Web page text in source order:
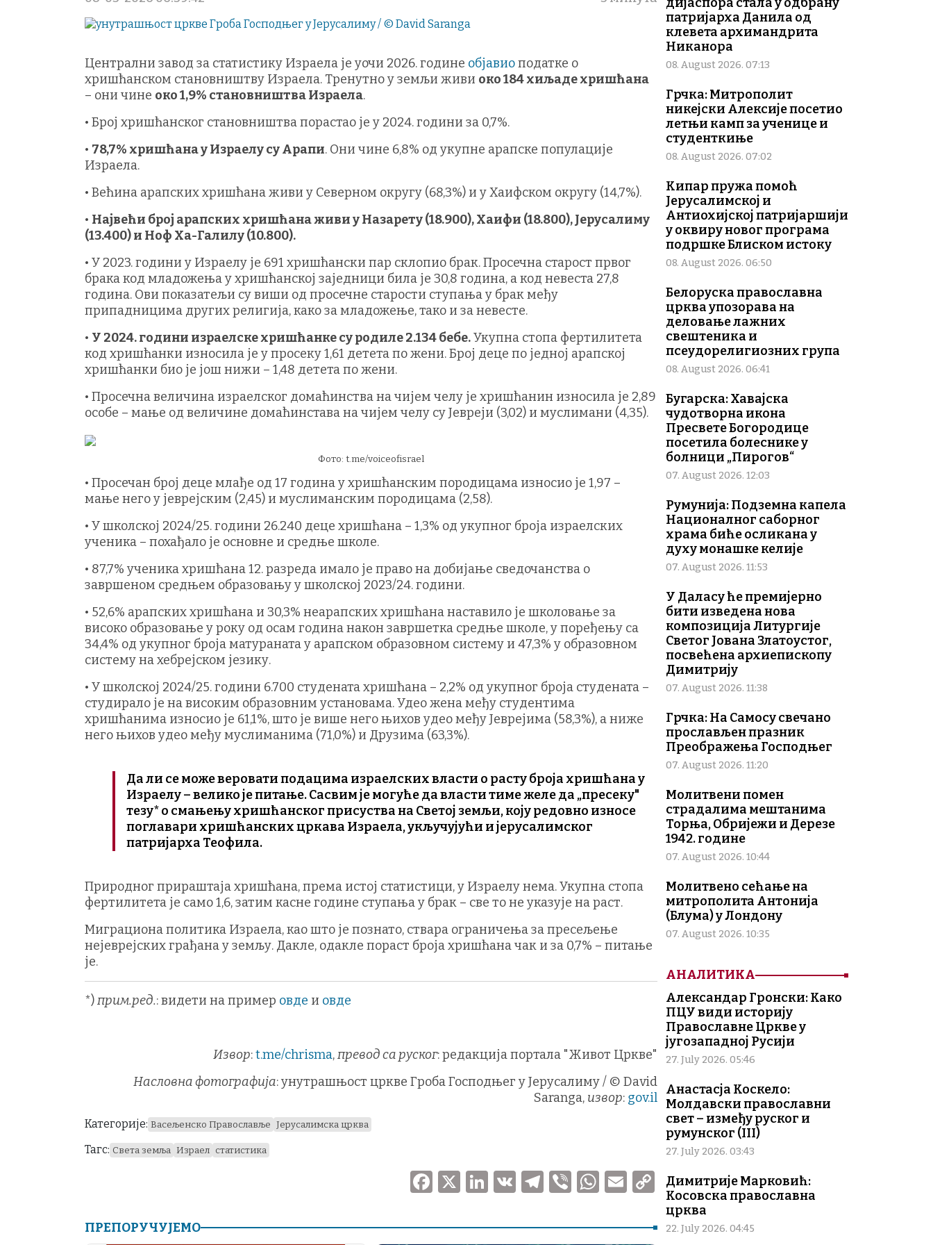
Централни завод за статистику Израела је уочи 2026. године објавиоподатке о
хришћанском становништву Израела. Тренутно у земљи живи око 184 хиљаде хришћана
– они чине око 1,9% становништва Израела.
• Број хришћанског становништва порастао је у 2024. години за 0,7%.
• 78,7% хришћана у Израелу су Арапи. Они чине 6,8% од укупне арапске популације
Израела.
• Већина арапских хришћана живи у Северном округу (68,3%) и у Хаифском округу (14,7%).
• Највећи број арапских хришћана живи у Назарету (18.900), Хаифи (18.800), Јерусалиму
(13.400) и Ноф Ха-Галилу (10.800).
• У 2023. години у Израелу је 691 хришћански пар склопио брак. Просечна старост првог
брака код младожења у хришћанској заједници била је 30,8 година, а код невеста 27,8
година. Ови показатељи су виши од просечне старости ступања у брак међу
припадницима других религија, како за младожење, тако и за невесте.
• У 2024. години израелске хришћанке су родиле 2.134 бебе.Укупна стопа фертилитета
код хришћанки износила је у просеку 1,61 детета по жени. Број деце по једној арапској
хришћанки био је још нижи – 1,48 детета по жени.
• Просечна величина израелског домаћинства на чијем челу је хришћанин износила је 2,89
особе – мање од величине домаћинстава на чијем челу су Јевреји (3,02) и муслимани (4,35).
Фото: t.me/voiceofisrael
• Просечан број деце млађе од 17 година у хришћанским породицама износио је 1,97 –
мање него у јеврејским (2,45) и муслиманским породицама (2,58).
• У школској 2024/25. години 26.240 деце хришћана – 1,3% од укупног броја израелских
ученика – похађало је основне и средње школе.
• 87,7% ученика хришћана 12. разреда имало је право на добијање сведочанства о
завршеном средњем образовању у школској 2023/24. години.
• 52,6% арапских хришћана и 30,3% неарапских хришћана наставило је школовање за
високо образовање у року од осам година након завршетка средње школе, у поређењу са
34,4% од укупног броја матураната у арапском образовном систему и 47,3% у образовном
систему на хебрејском језику.
• У школској 2024/25. години 6.700 студената хришћана – 2,2% од укупног броја студената –
студирало је на високим образовним установама. Удео жена међу студентима
хришћанима износио је 61,1%, што је више него њихов удео међу Јеврејима (58,3%), а ниже
него њихов удео међу муслиманима (71,0%) и Друзима (63,3%).
Да ли се може веровати подацима израелских власти о расту броја хришћана у
Израелу – велико је питање. Сасвим је могуће да власти тиме желе да „пресеку"
тезу* о смањењу хришћанског присуства на Светој земљи, коју редовно износе
поглавари хришћанских цркава Израела, укључујући и јерусалимског
патријарха Теофила.
Природног прираштаја хришћана, према истој статистици, у Израелу нема. Укупна стопа
фертилитета је само 1,6, затим касне године ступања у брак – све то не указује на раст.
Миграциона политика Израела, као што је познато, ствара ограничења за пресељење
нејеврејских грађана у земљу. Дакле, одакле пораст броја хришћана чак и за 0,7% – питање
је.
*)прим.ред.: видети на пример овде и овде
Извор:t.me/chrisma,превод са руског: редакција портала "Живот Цркве"
Насловна фотографија: унутрашњост цркве Гроба Господњег у Јерусалиму / © David
Saranga, извор: gov.il
Категорије: Васељенско Православље Јерусалимска црква
Тагс: Света земља Израел статистика
F
a
c
X
Li
n
k
V
K
T
el
e
V
ib
er
W
h
at
E
m
ai
C
o
p
ПРЕПОРУЧУЈЕМО
патријарха Данила од
клевета архимандрита
Никанора
08. August 2026. 07:13
Грчка: Митрополит
никејски Алексије посетио
летњи камп за ученице и
студенткиње
08. August 2026. 07:02
Кипар пружа помоћ
Јерусалимској и
Антиохијској патријаршији
у оквиру новог програма
подршке Блиском истоку
08. August 2026. 06:50
Белоруска православна
црква упозорава на
деловање лажних
свештеника и
псеудорелигиозних група
08. August 2026. 06:41
Бугарска: Хавајска
чудотворна икона
Пресвете Богородице
посетила болеснике у
болници „Пирогов“
07. August 2026. 12:03
Румунија: Подземна капела
Националног саборног
храма биће осликана у
духу монашке келије
07. August 2026. 11:53
У Даласу ће премијерно
бити изведена нова
композиција Литургије
Светог Јована Златоустог,
посвећена архиепископу
Димитрију
07. August 2026. 11:38
Грчка: На Самосу свечано
прослављен празник
Преображења Господњег
07. August 2026. 11:20
Молитвени помен
страдалима мештанима
Торња, Обријежи и Дерезе
1942. године
07. August 2026. 10:44
Молитвено сећање на
митрополита Антонија
(Блума) у Лондону
07. August 2026. 10:35
АНАЛИТИКА
Александар Гронски: Како
ПЦУ види историју
Православне Цркве у
југозападној Русији
27. July 2026. 05:46
Анастасја Коскело:
Молдавски православни
свет – између руског и
румунског (III)
27. July 2026. 03:43
Димитрије Марковић:
Косовска православна
црква
22. July 2026. 04:45